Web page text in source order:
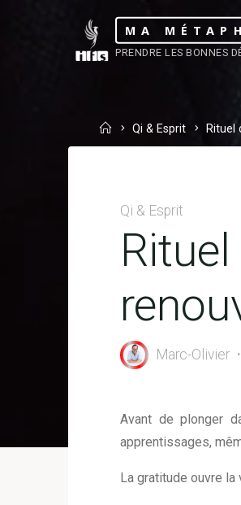
MA
PRENDRE LES BONNES
HomeQi & Esprit Rituel
Qi & Esprit
Marc-Olivier
Avant de plonger
apprentissages,
La gratitude ouvre